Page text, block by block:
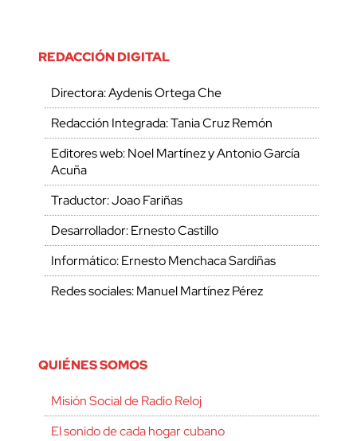
REDACCIÓN DIGITAL
Directora: Aydenis Ortega Che
Redacción Integrada: Tania Cruz Remón
Editores web: Noel Martínez y Antonio García
Acuña
Traductor: Joao Fariñas
Desarrollador: Ernesto Castillo
Informático: Ernesto Menchaca Sardiñas
Redes sociales: Manuel Martínez Pérez
QUIÉNES SOMOS
Misión Social de Radio Reloj
El sonido de cada hogar cubano